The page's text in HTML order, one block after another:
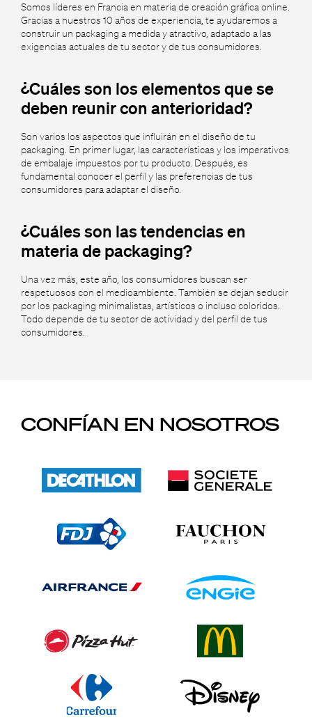
Somos líderes en Francia en materia de creación gráfica online.
Gracias a nuestros 10 años de experiencia, te ayudaremos a
construir un packaging a medida y atractivo, adaptado a las
exigencias actuales de tu sector y de tus consumidores.
¿Cuáles son los elementos que se
deben reunir con anterioridad?
Son varios los aspectos que influirán en el diseño de tu
packaging. En primer lugar, las características y los imperativos
de embalaje impuestos por tu producto. Después, es
fundamental conocer el perfil y las preferencias de tus
consumidores para adaptar el diseño.
¿Cuáles son las tendencias en
materia de packaging?
Una vez más, este año, los consumidores buscan ser
respetuosos con el medioambiente. También se dejan seducir
por los packaging minimalistas, artísticos o incluso coloridos.
Todo depende de tu sector de actividad y del perfil de tus
consumidores.
CONFÍAN EN NOSOTROS